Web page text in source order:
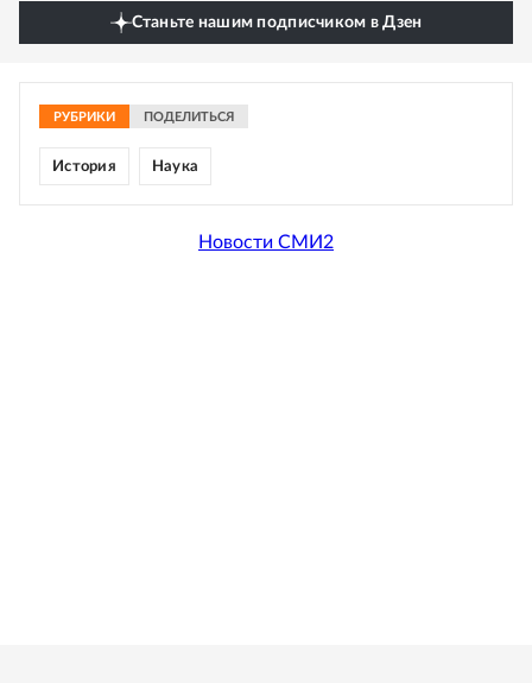
Станьте нашим подписчиком в Дзен
РУБРИКИ ПОДЕЛИТЬСЯ
История Наука
Новости СМИ2